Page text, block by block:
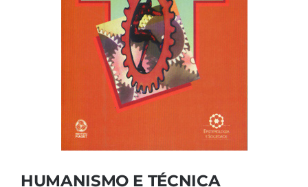
HUMANISMO E TÉCNICA